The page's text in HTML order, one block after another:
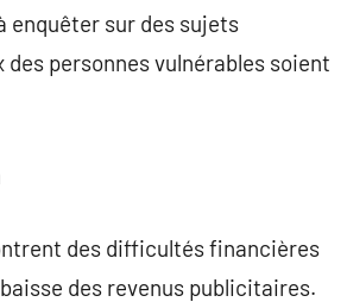
enquêter sur des sujets
personnes vulnérables soient
des difficultés financières
des revenus publicitaires.